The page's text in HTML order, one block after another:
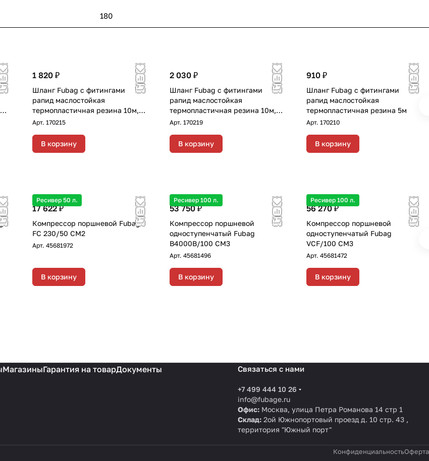
180
1 820 ₽
Шланг Fubag с фитингами
рапид маслостойкая
термопластичная резина 10м,
диаметр 8х13 мм
Арт.170215
В корзину
2 030 ₽
Шланг Fubag с фитингами
рапид маслостойкая
термопластичная резина 10м,
диаметр 10х15 мм
Арт. 170219
В корзину
910 ₽
Шланг Fubag с фитингами
рапид маслостойкая
термопластичная резина 5м
Арт. 170210
В корзину
Ресивер 50 л.
17 622 ₽
Компрессор поршневой Fubag
FC 230/50 CM2
Арт.45681972
В корзину
Ресивер 100 л.
53 750 ₽
Компрессор поршневой
одноступенчатый Fubag
B4000B/100 CM3
Арт. 45681496
В корзину
Ресивер 100 л.
56 270 ₽
Компрессор поршневой
одноступенчатый Fubag
VCF/100 CM3
Арт. 45681472
В корзину
МагазиныГарантия на товарДокументы Связаться с нами
+7 499 444 10 26
info@fubage.ru
Офис:Москва, улица Петра Романова 14 стр 1
Склад:2ой Южнопортовый проезд д. 10 стр. 43 ,
территория "Южный порт"
КонфиденциальностьОферта